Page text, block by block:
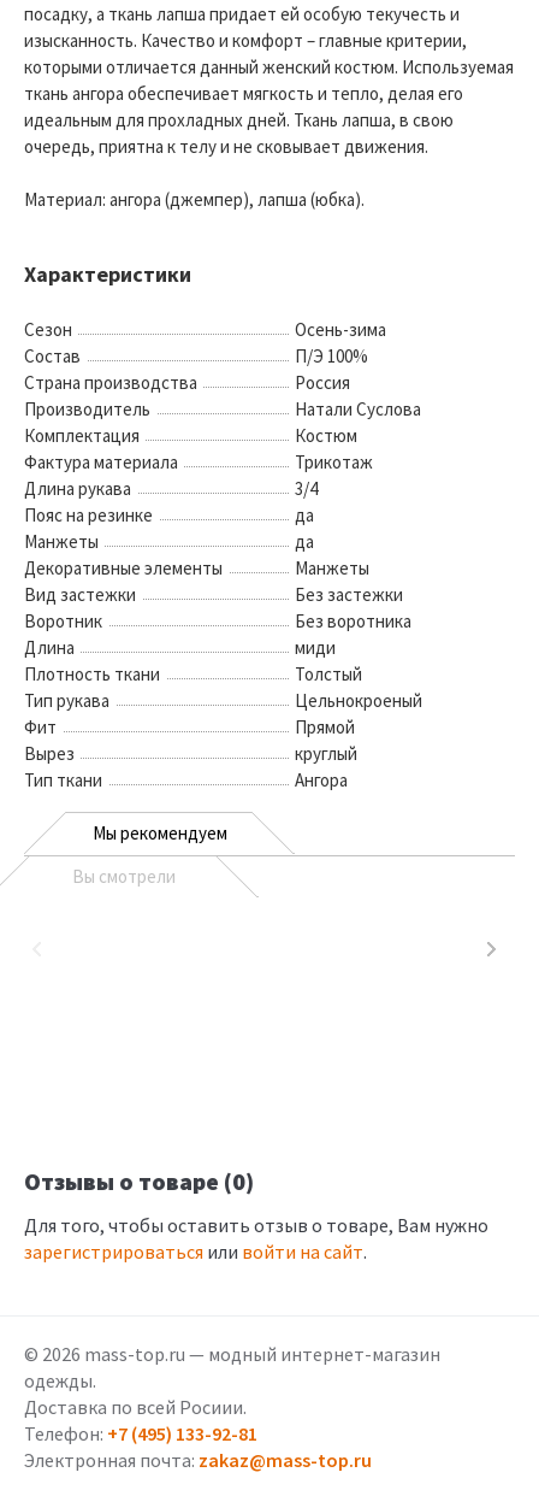
посадку, а ткань лапша придает ей особую текучесть и
изысканность. Качество и комфорт – главные критерии,
которыми отличается данный женский костюм. Используемая
ткань ангора обеспечивает мягкость и тепло, делая его
идеальным для прохладных дней. Ткань лапша, в свою
очередь, приятна к телу и не сковывает движения.
Материал: ангора (джемпер), лапша (юбка).
Характеристики
Сезон
Осень-зима
Состав
П/Э 100%
Страна производства
Россия
Производитель
Натали Суслова
Комплектация
Костюм
Фактура материала
Трикотаж
Длина рукава
3/4
Пояс на резинке
да
Манжеты
да
Декоративные элементы
Манжеты
Вид застежки
Без застежки
Воротник
Без воротника
Длина
миди
Плотность ткани
Толстый
Тип рукава
Цельнокроеный
Фит
Прямой
Вырез
круглый
Тип ткани
Ангора
Мы рекомендуем
Вы смотрели
Отзывы о товаре (0)
Для того, чтобы оставить отзыв о товаре, Вам нужно
зарегистрироваться или войти на сайт.
© 2026 mass-top.ru — модный интернет-магазин
одежды.
Доставка по всей Росиии.
Телефон: +7 (495) 133-92-81
Электронная почта: zakaz@mass-top.ru